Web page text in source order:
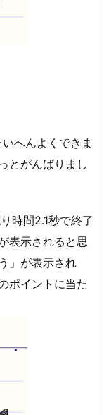
へんよくできま
とがんばりまし
時間2.1秒で終了
表示されると思
」が表示され
ポイントに当た